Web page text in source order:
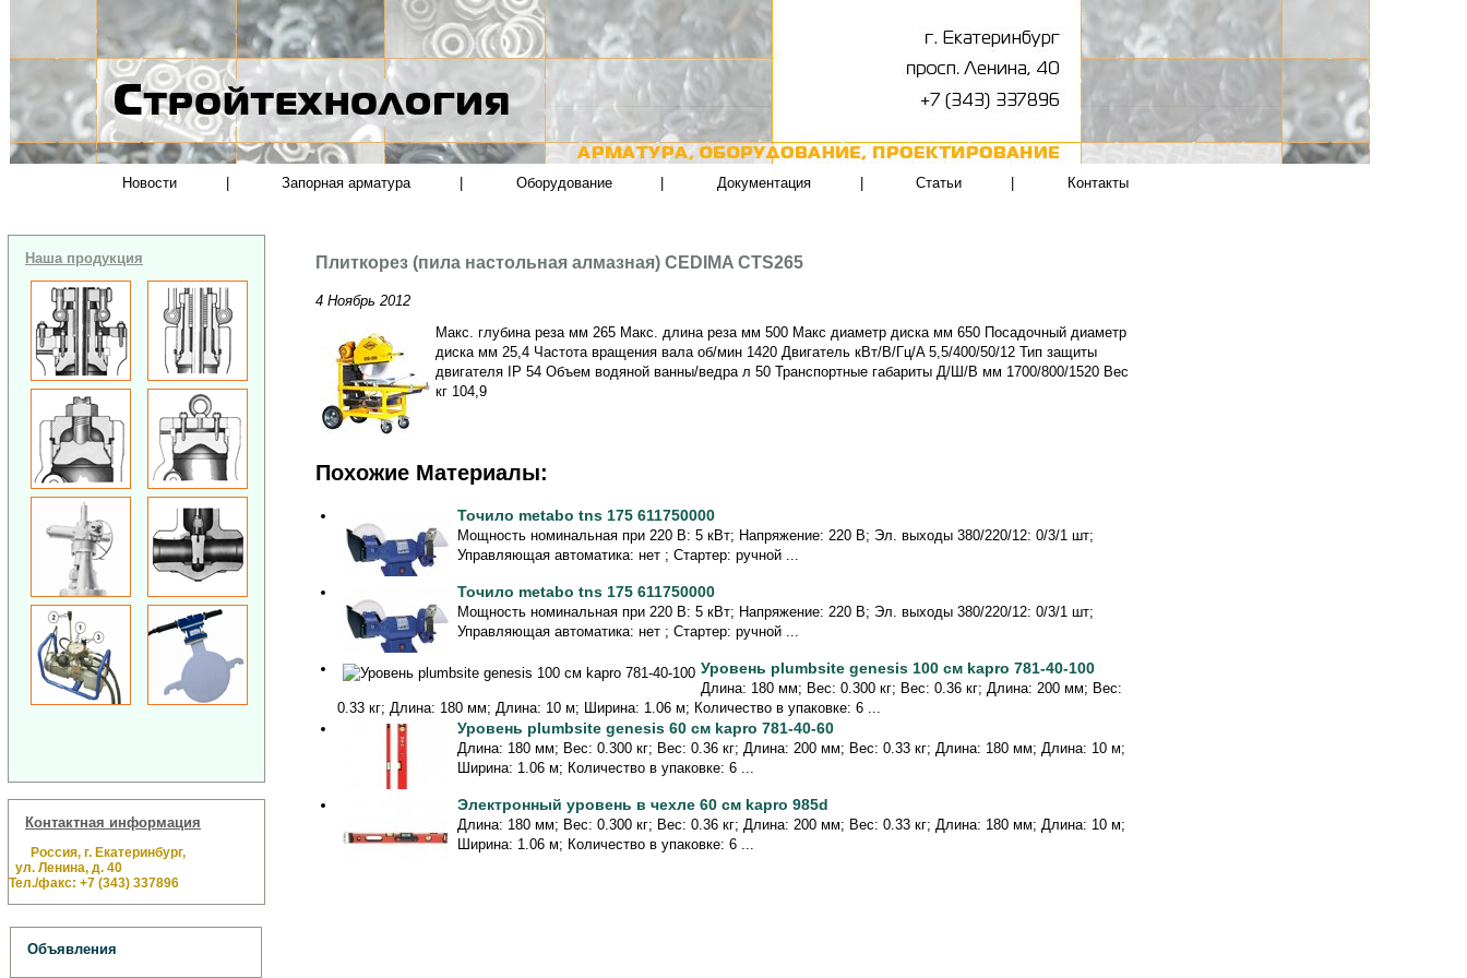
Новости Запорная арматура Оборудование Документация Статьи Контакты
Наша продукция
Контактная информация
Россия, г. Екатеринбург,
ул. Ленина, д. 40
Тел./факс: +7 (343) 337896
Объявления
Плиткорез (пила настольная алмазная) CEDIMA CTS265
4 Ноябрь 2012
Макс. глубина реза мм 265 Макс. длина реза мм 500 Макс диаметр диска мм 650 Посадочный диаметр
диска мм 25,4 Частота вращения вала об/мин 1420 Двигатель кВт/В/Гц/A 5,5/400/50/12 Тип защиты
двигателя IP 54 Объем водяной ванны/ведра л 50 Транспортные габариты Д/Ш/В мм 1700/800/1520 Вес
кг 104,9
Похожие Материалы:
Точило metabo tns 175 611750000
Мощность номинальная при 220 В: 5 кВт; Напряжение: 220 В; Эл. выходы 380/220/12: 0/3/1 шт;
Управляющая автоматика: нет ; Стартер: ручной ...
Точило metabo tns 175 611750000
Мощность номинальная при 220 В: 5 кВт; Напряжение: 220 В; Эл. выходы 380/220/12: 0/3/1 шт;
Управляющая автоматика: нет ; Стартер: ручной ...
Уровень plumbsite genesis 100 см kapro 781-40-100
Длина: 180 мм; Вес: 0.300 кг; Вес: 0.36 кг; Длина: 200 мм; Вес:
0.33 кг; Длина: 180 мм; Длина: 10 м; Ширина: 1.06 м; Количество в упаковке: 6 ...
Уровень plumbsite genesis 60 см kapro 781-40-60
Длина: 180 мм; Вес: 0.300 кг; Вес: 0.36 кг; Длина: 200 мм; Вес: 0.33 кг; Длина: 180 мм; Длина: 10 м;
Ширина: 1.06 м; Количество в упаковке: 6 ...
Электронный уровень в чехле 60 см kapro 985d
Длина: 180 мм; Вес: 0.300 кг; Вес: 0.36 кг; Длина: 200 мм; Вес: 0.33 кг; Длина: 180 мм; Длина: 10 м;
Ширина: 1.06 м; Количество в упаковке: 6 ...